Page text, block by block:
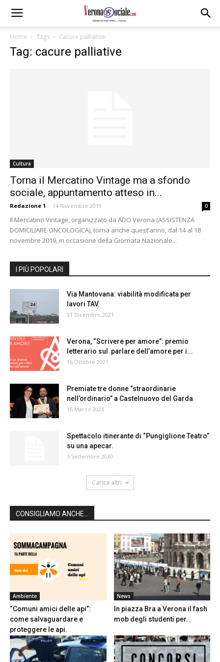
Home Tags Cacure palliative
Tag: cacure palliative
Cultura
Torna il Mercatino Vintage ma a sfondo
sociale, appuntamento atteso in...
Redazione 1 - 14 Novembre 2019 0
Il Mercatino Vintage, organizzato da ADO Verona (ASSISTENZA
DOMICILIARE ONCOLOGICA), torna anche quest’anno, dal 14 al 18
novembre 2019, in occasione della Giornata Nazionale...
I PIÙ POPOLARI
Via Mantovana: viabilità modificata per
lavori TAV.
31 Dicembre 2021
Verona, “Scrivere per amore”: premio
letterario sul parlare dell’amore per i...
16 Ottobre 2021
Premiate tre donne “straordinarie
nell’ordinario” a Castelnuovo del Garda
15 Marzo 2023
Spettacolo itinerante di “Pungiglione Teatro”
su una apecar.
5 Settembre 2020
Carica altri
CONSIGLIAMO ANCHE...
Ambiente
“Comuni amici delle api”:
come salvaguardare e
proteggere le api.
News
In piazza Bra a Verona il fash
mob degli studenti per...